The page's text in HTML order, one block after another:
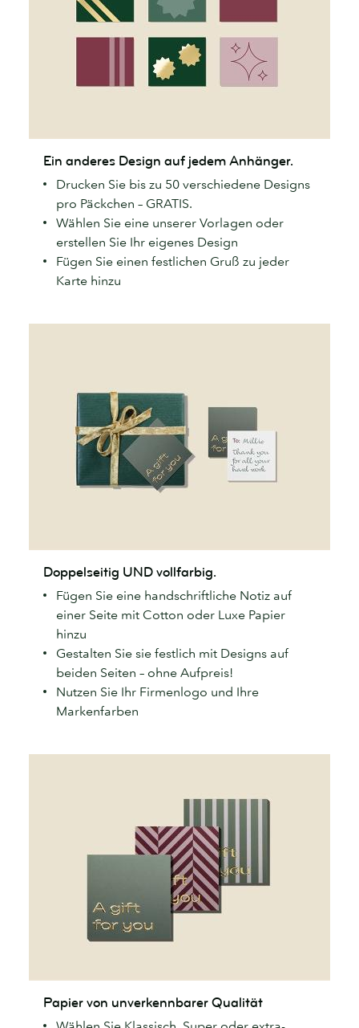
anderes
Design
jedem
Anhänger.
Ein anderes Design auf jedem Anhänger.
Drucken Sie bis zu 50 verschiedene Designs
pro Päckchen – GRATIS.
Wählen Sie eine unserer Vorlagen oder
erstellen Sie Ihr eigenes Design
Fügen Sie einen festlichen Gruß zu jeder
Karte hinzu
UND
vollfarbig.
Doppelseitig UND vollfarbig.
Fügen Sie eine handschriftliche Notiz auf
einer Seite mit Cotton oder Luxe Papier
hinzu
Gestalten Sie sie festlich mit Designs auf
beiden Seiten – ohne Aufpreis!
Nutzen Sie Ihr Firmenlogo und Ihre
Markenfarben
vonPapier von unverkennbarer Qualität